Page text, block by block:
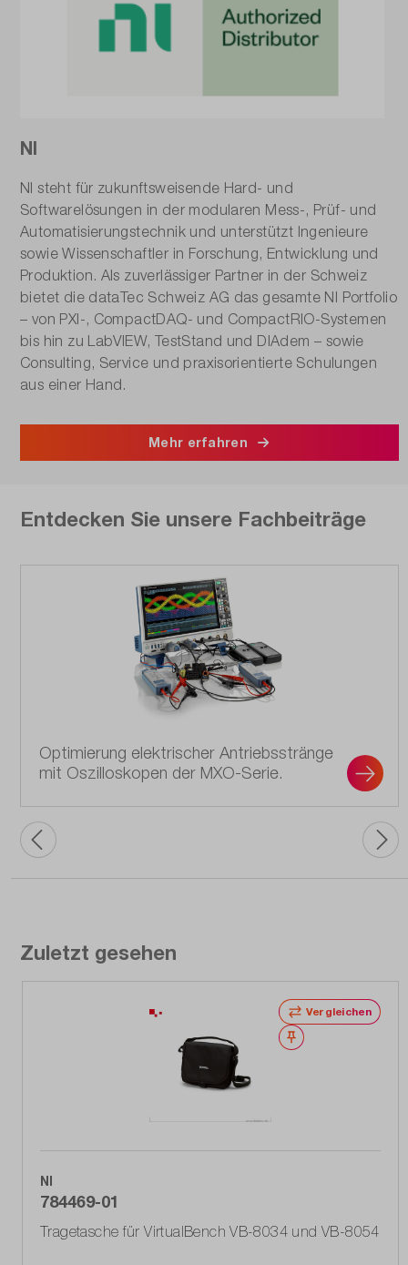
NI
NI steht für zukunftsweisende Hard- und
Softwarelösungen in der modularen Mess-, Prüf- und
Automatisierungstechnik und unterstützt Ingenieure
sowie Wissenschaftler in Forschung, Entwicklung und
Produktion. Als zuverlässiger Partner in der Schweiz
bietet die dataTec Schweiz AG das gesamte NI Portfolio
– von PXI-, CompactDAQ- und CompactRIO-Systemen
bis hin zu LabVIEW, TestStand und DIAdem – sowie
Consulting, Service und praxisorientierte Schulungen
aus einer Hand.
Mehr erfahren
Entdecken Sie unsere Fachbeiträge
Optimierung elektrischer Antriebsstränge
mit Oszilloskopen der MXO-Serie.
Zuletzt gesehen
Vergleichen
Merken
NI
784469-01
Tragetasche für VirtualBench VB-8034 und VB-8054